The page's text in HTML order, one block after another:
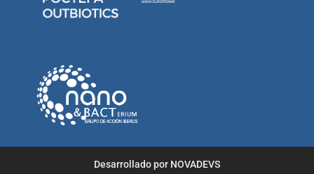
Desarrollado por NOVADEVS